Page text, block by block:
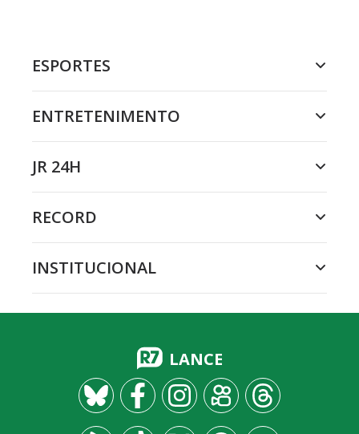
ESPORTES
ENTRETENIMENTO
JR 24H
RECORD
INSTITUCIONAL
LANCE